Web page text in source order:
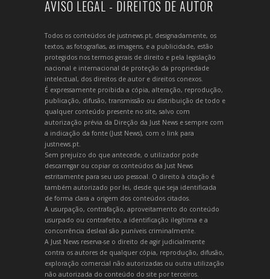
AVISO LEGAL - DIREITOS DE AUTOR
Todos os conteúdos de justnews.pt, designadamente, os
textos, as fotografias, as imagens, e a publicidade, estão
protegidos nos termos gerais de direito e pela legislação
nacional e internacional de proteção da propriedade
intelectual, dos direitos de autor e direitos conexos.
É expressamente proibida a cópia, alteração, reprodução,
publicação, difusão, transmissão ou distribuição de todo e
qualquer conteúdo presente no site, salvo com
autorização prévia da Direção da Just News e sempre com
a indicação da fonte (Just News), com o link para
justnews.pt.
Sem prejuízo do que antecede, o utilizador pode
descarregar ou copiar os conteúdos da Just News
estritamente para seu uso pessoal. O direito à citação é
também autorizado por lei, desde que seja identificada
de forma clara a origem dos conteúdos citados.
A usurpação, contrafação, aproveitamento do conteúdo
usurpado ou contrafeito, a identificação ilegítima e a
concorrência desleal são puníveis criminalmente.
A Just News reserva-se o direito de agir judicialmente
contra os autores de qualquer cópia, reprodução, difusão,
exploração comercial não autorizadas ou outra utilização
não autorizada do conteúdo do site por terceiros.